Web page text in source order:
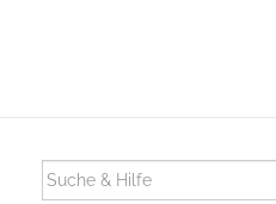
SUCHEN
NACH: